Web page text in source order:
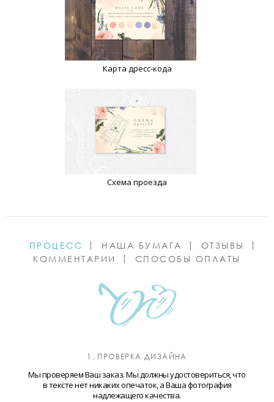
Карта дресс-кода
Схема проезда
ПРОЦЕСС НАША БУМАГА
ОТЗЫВЫ
КОММЕНТАРИИ
СПОСОБЫ ОПЛАТЫ
1. ПРОВЕРКА ДИЗАЙНА
Мы проверяем Ваш заказ. Мы должны удостовериться, что
в тексте нет никаких опечаток, а Ваша фотография
надлежащего качества.